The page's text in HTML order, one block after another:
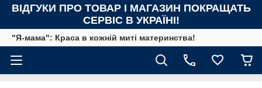
ВІДГУКИ ПРО ТОВАР І МАГАЗИН ПОКРАЩАТЬ
СЕРВІС В УКРАЇНІ!
"Я-мама": Краса в кожній миті материнства!